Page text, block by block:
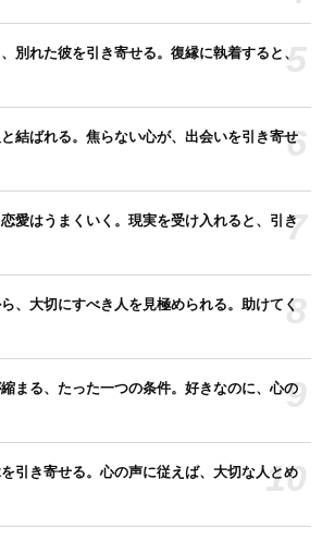
別れた彼を引き寄せる。復縁に執着すると、5
結ばれる。焦らない心が、出会いを引き寄せ6
愛はうまくいく。現実を受け入れると、引き7
、大切にすべき人を見極められる。助けてく8
まる、たった一つの条件。好きなのに、心の9
引き寄せる。心の声に従えば、大切な人とめ
10